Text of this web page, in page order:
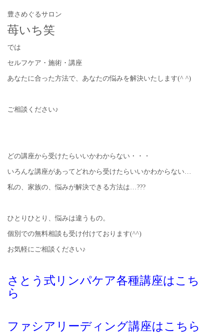
豊さめぐるサロン
苺いち笑
では
セルフケア・施術・講座
あなたに合った方法で、あなたの悩みを解決いたします(^ ^)
ご相談ください♪
どの講座から受けたらいいかわからない・・・
いろんな講座があってどれから受けたらいいかわからない…
私の、家族の、悩みが解決できる方法は…???
ひとりひとり、悩みは違うもの。
個別での無料相談も受け付けております(^^)
お気軽にご相談ください♪
さとう式リンパケア各種講座はこち
ら
ファシアリーディング講座はこちら